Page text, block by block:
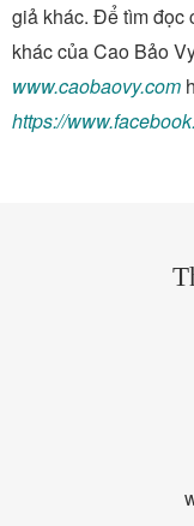
giả khác. Để tìm đọc
khác của Cao Bảo
www.caobaovy.com
https://